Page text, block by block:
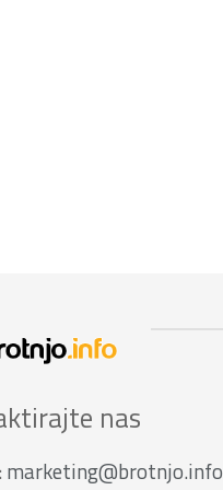
nas
marketing@brotnjo.info